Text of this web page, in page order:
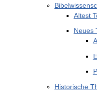
Altest
Neues
Historische